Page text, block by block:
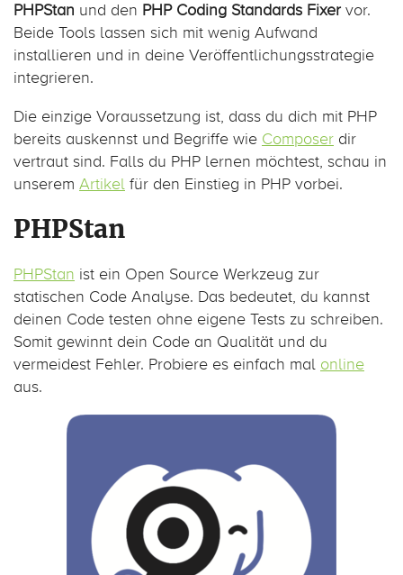
PHPStan und den PHP Coding Standards Fixer vor.
Beide Tools lassen sich mit wenig Aufwand
installieren und in deine Veröffentlichungsstrategie
integrieren.
Die einzige Voraussetzung ist, dass du dich mit PHP
bereits auskennst und Begriffe wie Composer dir
vertraut sind. Falls du PHP lernen möchtest, schau in
unserem Artikel für den Einstieg in PHP vorbei.
PHPStan
PHPStan ist ein Open Source Werkzeug zur
statischen Code Analyse. Das bedeutet, du kannst
deinen Code testen ohne eigene Tests zu schreiben.
Somit gewinnt dein Code an Qualität und du
vermeidest Fehler. Probiere es einfach mal online
aus.